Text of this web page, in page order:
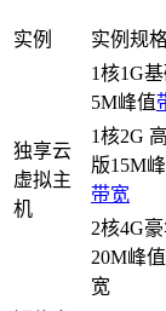
实例 实例规
独享云
虚拟主
机
1核1G
5M峰值
1核2G
版15M
带宽
2核4G
20M峰
宽